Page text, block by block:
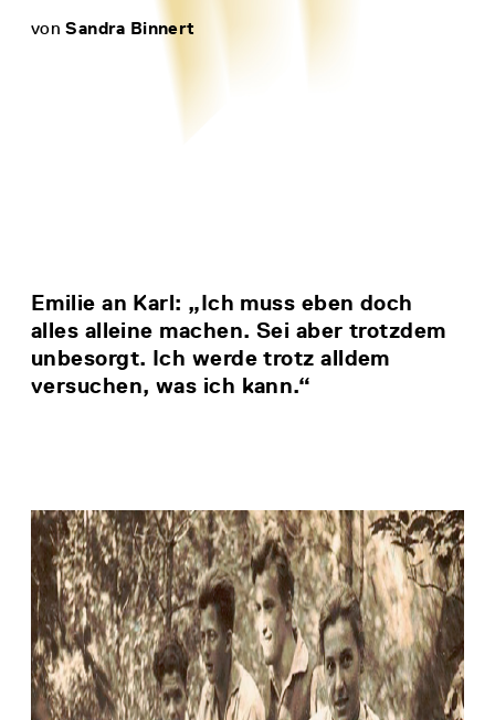
von Sandra Binnert
Emilie an Karl: „Ich muss eben doch
alles alleine machen. Sei aber trotzdem
unbesorgt. Ich werde trotz alldem
versuchen, was ich kann.“